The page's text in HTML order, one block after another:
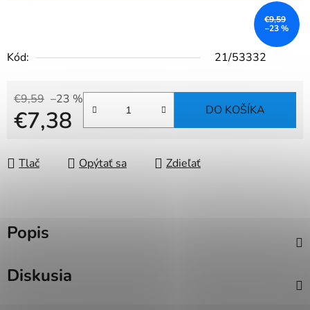
Kód: 21/53332
€9,59 –23 %
€7,38 DO KOŠÍKA
Tlač Opýtať sa Zdieľať
€9,59
–23 %
Popis
Diskusia